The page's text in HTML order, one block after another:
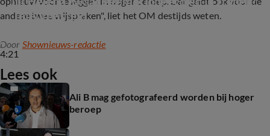
andere twee vrijspraken", liet het OM destijds weten.
4:21
'Teleurgesteld'
Door Shownieuws-redactie
Lees ook
Ali B mag gefotografeerd worden bij hoger
beroep